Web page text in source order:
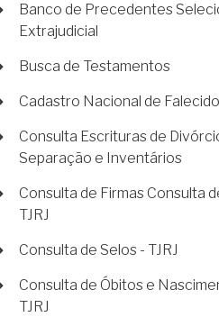
Banco de Precedentes
Extrajudicial
Busca de Testamentos
Cadastro Nacional de
Consulta Escrituras de
Separação e Inventários
Consulta de Firmas Consulta
TJRJ
Consulta de Selos - TJRJ
Consulta de Óbitos e
TJRJ